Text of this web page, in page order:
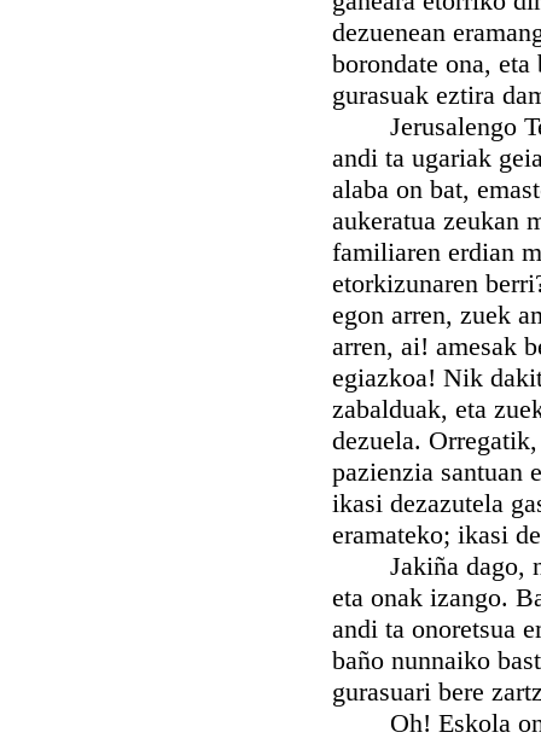
dezuenean
borondate ona,
gurasuak eztira
Jerusalengo
andi ta ugariak
alaba on bat,
aukeratua zeukan
familiaren erdian
etorkizunaren
egon arren, zuek
arren, ai! amesak
egiazkoa! Nik
zabalduak, eta
dezuela.
pazienzia santuan
ikasi dezazutela
eramateko; ikasi
Jakiña dago, n.
eta onak izango.
andi ta onoretsua
baño nunnaiko
gurasuari bere
Oh! Eskola